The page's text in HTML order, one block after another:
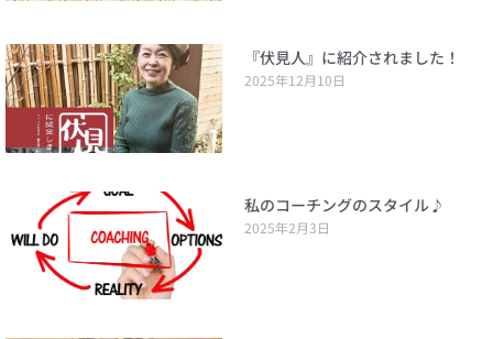
『伏見人』に紹介されました！
2025年12月10日
私のコーチングのスタイル♪
2025年2月3日